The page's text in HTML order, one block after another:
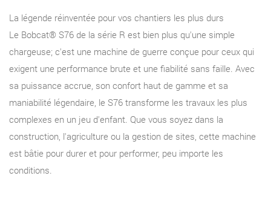
La légende réinventée pour vos chantiers les plus durs
Le Bobcat® S76 de la série R est bien plus qu'une simple
chargeuse; c'est une machine de guerre conçue pour ceux qui
exigent une performance brute et une fiabilité sans faille. Avec
sa puissance accrue, son confort haut de gamme et sa
maniabilité légendaire, le S76 transforme les travaux les plus
complexes en un jeu d'enfant. Que vous soyez dans la
construction, l'agriculture ou la gestion de sites, cette machine
est bâtie pour durer et pour performer, peu importe les
conditions.